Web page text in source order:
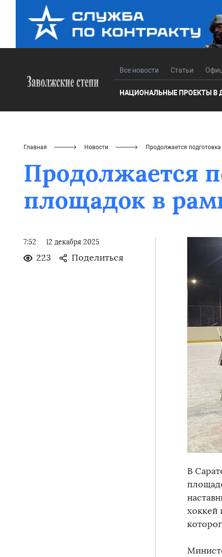
Все новости Статьи
НАЦИОНАЛЬНЫЕ ПРОЕКТЫ В
Главная Новости Продолжается
Продолжается
площадок в
7:52 12 декабря 2025
223 Поделиться
В
хоккей